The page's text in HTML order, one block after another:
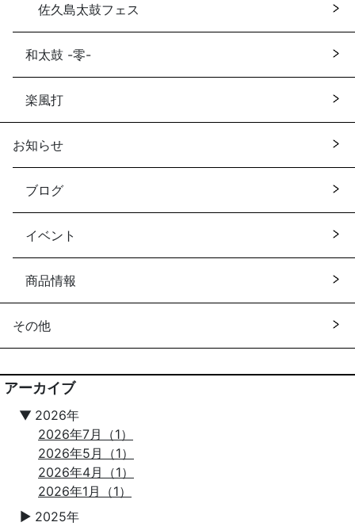
佐久島太鼓フェス
和太鼓 -零-
楽風打
お知らせ
ブログ
イベント
商品情報
その他
アーカイブ
▼ 2026年
2026年7月（1）
2026年5月（1）
2026年4月（1）
2026年1月（1）
▼ 2025年